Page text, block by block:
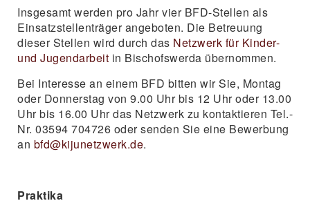
Insgesamt werden pro Jahr vier BFD-Stellen als
Einsatzstellenträger angeboten. Die Betreuung
dieser Stellen wird durch das Netzwerk für Kinder-
und Jugendarbeit in Bischofswerda übernommen.
Bei Interesse an einem BFD bitten wir Sie, Montag
oder Donnerstag von 9.00 Uhr bis 12 Uhr oder 13.00
Uhr bis 16.00 Uhr das Netzwerk zu kontaktieren Tel.-
Nr. 03594 704726 oder senden Sie eine Bewerbung
an bfd@kijunetzwerk.de.
Praktika